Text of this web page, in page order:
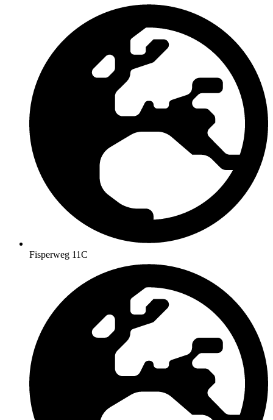
Fisperweg 11C